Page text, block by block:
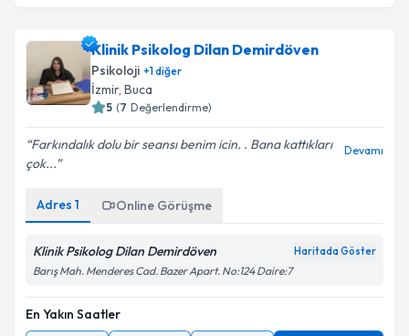
Klinik Psikolog Dilan Demirdöven
Psikoloji +1diğer
İzmir, Buca
5 (7 Değerlendirme)
Farkındalık dolu bir seansı benim icin. . Bana kattıkları
çok...
Devamı
Adres 1 Online Görüşme
Klinik Psikolog Dilan Demirdöven Haritada Göster
Barış Mah. Menderes Cad. Bazer Apart. No:124 Daire:7
En Yakın Saatler